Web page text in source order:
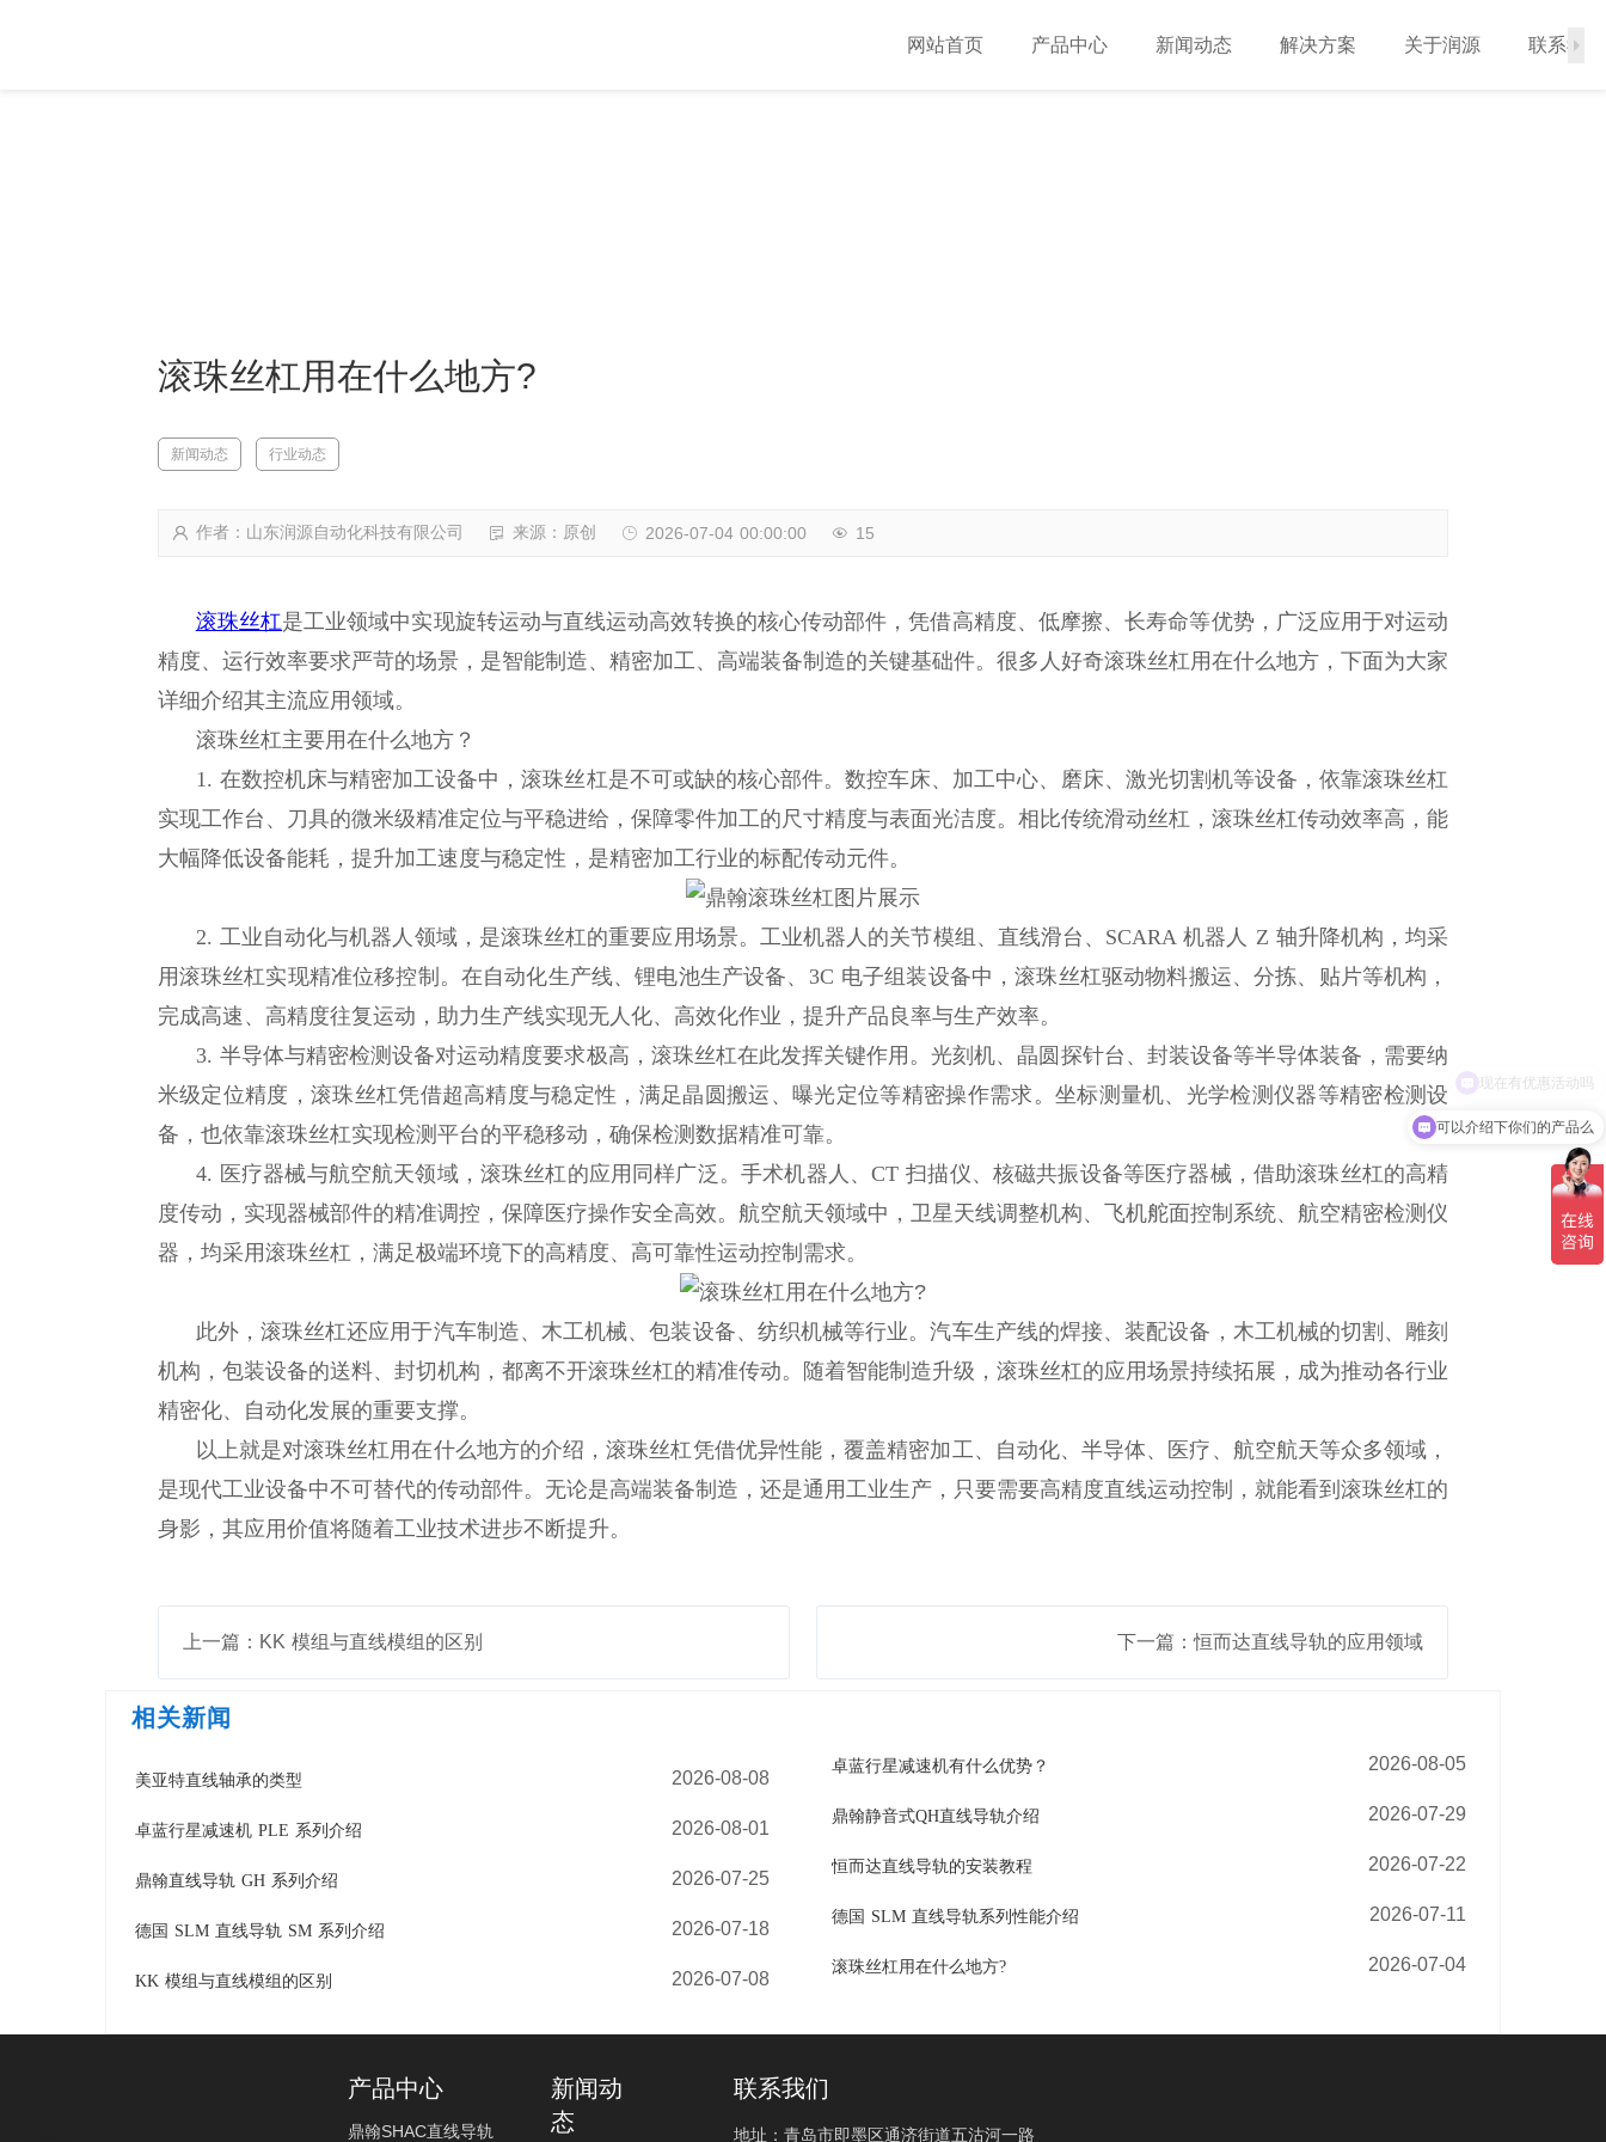
网站首页 产品中心 新闻动态 解决方案 关于润源 联系我们
滚珠丝杠用在什么地方?
新闻动态 行业动态
作者：山东润源自动化科技有限公司 来源：原创 2026-07-04 00:00:00 15
滚珠丝杠是工业领域中实现旋转运动与直线运动高效转换的核心传动部件，凭借高精度、低摩擦、长寿命等优势，广泛应用于对运动
精度、运行效率要求严苛的场景，是智能制造、精密加工、高端装备制造的关键基础件。很多人好奇滚珠丝杠用在什么地方，下面为大家
详细介绍其主流应用领域。
滚珠丝杠主要用在什么地方？
1. 在数控机床与精密加工设备中，滚珠丝杠是不可或缺的核心部件。数控车床、加工中心、磨床、激光切割机等设备，依靠滚珠丝杠
实现工作台、刀具的微米级精准定位与平稳进给，保障零件加工的尺寸精度与表面光洁度。相比传统滑动丝杠，滚珠丝杠传动效率高，能
大幅降低设备能耗，提升加工速度与稳定性，是精密加工行业的标配传动元件。
2. 工业自动化与机器人领域，是滚珠丝杠的重要应用场景。工业机器人的关节模组、直线滑台、SCARA 机器人 Z 轴升降机构，均采
用滚珠丝杠实现精准位移控制。在自动化生产线、锂电池生产设备、3C 电子组装设备中，滚珠丝杠驱动物料搬运、分拣、贴片等机构，
完成高速、高精度往复运动，助力生产线实现无人化、高效化作业，提升产品良率与生产效率。
3. 半导体与精密检测设备对运动精度要求极高，滚珠丝杠在此发挥关键作用。光刻机、晶圆探针台、封装设备等半导体装备，需要纳
米级定位精度，滚珠丝杠凭借超高精度与稳定性，满足晶圆搬运、曝光定位等精密操作需求。坐标测量机、光学检测仪器等精密检测设
备，也依靠滚珠丝杠实现检测平台的平稳移动，确保检测数据精准可靠。
4. 医疗器械与航空航天领域，滚珠丝杠的应用同样广泛。手术机器人、CT 扫描仪、核磁共振设备等医疗器械，借助滚珠丝杠的高精
度传动，实现器械部件的精准调控，保障医疗操作安全高效。航空航天领域中，卫星天线调整机构、飞机舵面控制系统、航空精密检测仪
器，均采用滚珠丝杠，满足极端环境下的高精度、高可靠性运动控制需求。
此外，滚珠丝杠还应用于汽车制造、木工机械、包装设备、纺织机械等行业。汽车生产线的焊接、装配设备，木工机械的切割、雕刻
机构，包装设备的送料、封切机构，都离不开滚珠丝杠的精准传动。随着智能制造升级，滚珠丝杠的应用场景持续拓展，成为推动各行业
精密化、自动化发展的重要支撑。
以上就是对滚珠丝杠用在什么地方的介绍，滚珠丝杠凭借优异性能，覆盖精密加工、自动化、半导体、医疗、航空航天等众多领域，
是现代工业设备中不可替代的传动部件。无论是高端装备制造，还是通用工业生产，只要需要高精度直线运动控制，就能看到滚珠丝杠的
身影，其应用价值将随着工业技术进步不断提升。
上一篇：KK 模组与直线模组的区别 下一篇：恒而达直线导轨的应用领域
相关新闻
美亚特直线轴承的类型 2026-08-08
卓蓝行星减速机 PLE 系列介绍 2026-08-01
鼎翰直线导轨 GH 系列介绍 2026-07-25
德国 SLM 直线导轨 SM 系列介绍 2026-07-18
KK 模组与直线模组的区别 2026-07-08
卓蓝行星减速机有什么优势？ 2026-08-05
鼎翰静音式QH直线导轨介绍 2026-07-29
恒而达直线导轨的安装教程 2026-07-22
德国 SLM 直线导轨系列性能介绍 2026-07-11
滚珠丝杠用在什么地方? 2026-07-04
产品中心
鼎翰SHAC直线导轨
新闻动
态
联系我们
地址：青岛市即墨区通济街道五沽河一路
可以介绍下你们的产品么
现在有优惠活动吗